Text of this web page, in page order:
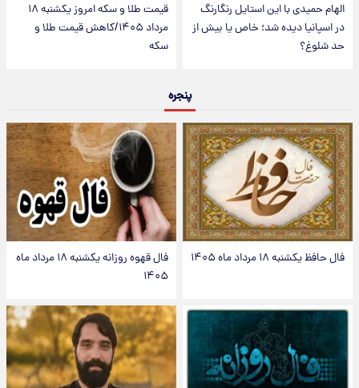
الهام حمیدی با این استایل رنگارنگ
در اسپانیا دیده شد؛ خاص یا بیش از
حد شلوغ؟
قیمت طلا و سکه امروز یکشنبه ۱۸
مرداد ۱۴۰۵/کاهش قیمت طلا و
سکه
پنجره
فال حافظ یکشنبه ۱۸ مرداد ماه ۱۴۰۵
فال قهوه روزانه یکشنبه ۱۸ مرداد ماه
۱۴۰۵